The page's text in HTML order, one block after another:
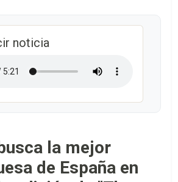
noticia
la mejor
de España en